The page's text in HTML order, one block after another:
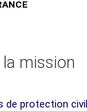
mission
de protection